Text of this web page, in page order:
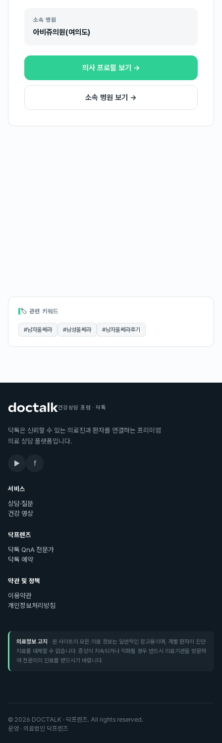
소속 병원
아비쥬의원(여의도)
의사 프로필 보기 →
소속 병원 보기 →
🏷 관련 키워드
#남자울쎄라 #남성울쎄라 #남자울쎄라후기
건강상담 포럼 · 닥톡
닥톡은 신뢰할 수 있는 의료진과 환자를 연결하는 프리미엄
의료 상담 플랫폼입니다.
▶ f
서비스
상담·질문
건강 영상
닥프렌즈
닥톡 QnA 전문가
닥톡 예약
약관 및 정책
이용약관
개인정보처리방침
의료정보 고지 · 본 사이트의 모든 의료 정보는 일반적인 참고용이며, 개별 환자의 진단·
치료를 대체할 수 없습니다. 증상이 지속되거나 악화될 경우 반드시 의료기관을 방문하
여 전문의의 진료를 받으시기 바랍니다.
© 2026 DOCTALK · 닥프렌즈. All rights reserved.
운영 · 의료법인 닥프렌즈